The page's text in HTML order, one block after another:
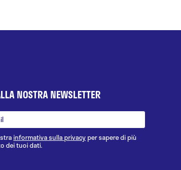
NOSTRA NEWSLETTER
informativa sulla privacy per sapere di più
dei tuoi dati.